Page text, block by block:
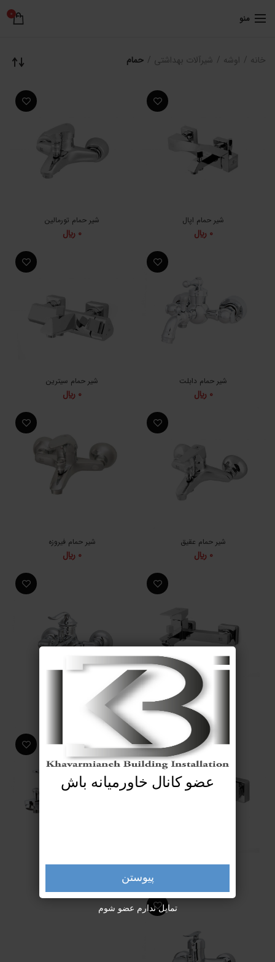
منو 0
خانه اوشه شیرآلات بهداشتی حمام
شیر حمام اپال
0 ﷼
شیر حمام تورمالین
0 ﷼
شیر حمام دابلت
0 ﷼
شیر حمام سیترین
0 ﷼
شیر حمام عقیق
0 ﷼
شیر حمام فیروزه
0 ﷼
شیر حمام کهربا
0﷼
شیر حمام کوارتز
شیر حمام گارنت شیر حمام گرانیت
عضو کانال خاورمیانه باش
پیوستن
تمایل ندارم عضو شوم